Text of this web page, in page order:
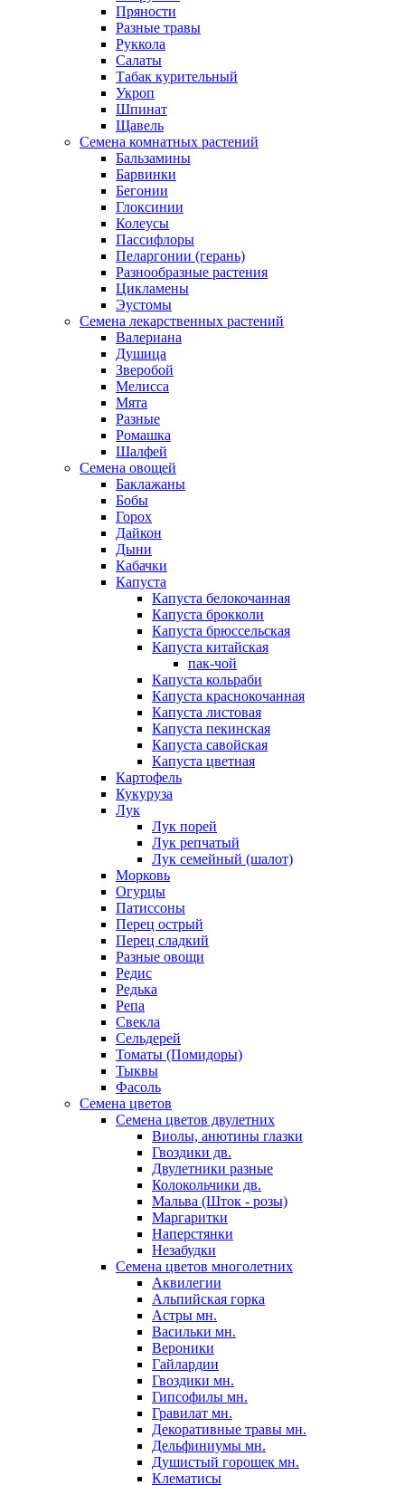
Пряности
Разные травы
Руккола
Салаты
Табак курительный
Укроп
Шпинат
Щавель
Семена комнатных растений
Бальзамины
Барвинки
Бегонии
Глоксинии
Колеусы
Пассифлоры
Пеларгонии (герань)
Разнообразные растения
Цикламены
Эустомы
Семена лекарственных растений
Валериана
Душица
Зверобой
Мелисса
Мята
Разные
Ромашка
Шалфей
Семена овощей
Баклажаны
Бобы
Горох
Дайкон
Дыни
Кабачки
Капуста
Капуста белокочанная
Капуста брокколи
Капуста брюссельская
Капуста китайская
пак-чой
Капуста кольраби
Капуста краснокочанная
Капуста листовая
Капуста пекинская
Капуста савойская
Капуста цветная
Картофель
Кукуруза
Лук
Лук порей
Лук репчатый
Лук семейный (шалот)
Морковь
Огурцы
Патиссоны
Перец острый
Перец сладкий
Разные овощи
Редис
Редька
Репа
Свекла
Сельдерей
Томаты (Помидоры)
Тыквы
Фасоль
Семена цветов
Семена цветов двулетних
Виолы, анютины глазки
Гвоздики дв.
Двулетники разные
Колокольчики дв.
Мальва (Шток - розы)
Маргаритки
Наперстянки
Незабудки
Семена цветов многолетних
Аквилегии
Альпийская горка
Астры мн.
Васильки мн.
Вероники
Гайлардии
Гвоздики мн.
Гипсофилы мн.
Гравилат мн.
Декоративные травы мн.
Дельфиниумы мн.
Душистый горошек мн.
Клематисы